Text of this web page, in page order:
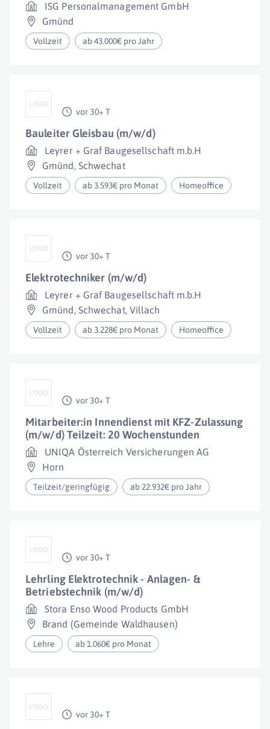
ISG Personalmanagement GmbH
Gmünd
Vollzeit ab 43.000€ pro Jahr
vor 30+ T
Bauleiter Gleisbau (m/w/d)
Leyrer + Graf Baugesellschaft m.b.H
Gmünd, Schwechat
Vollzeit ab 3.593€ pro Monat Homeoffice
vor 30+ T
Elektrotechniker (m/w/d)
Leyrer + Graf Baugesellschaft m.b.H
Gmünd, Schwechat, Villach
Vollzeit ab 3.228€ pro Monat Homeoffice
vor 30+ T
Mitarbeiter:in Innendienst mit KFZ-Zulassung
(m/w/d) Teilzeit: 20 Wochenstunden
UNIQA Österreich Versicherungen AG
Horn
Teilzeit/geringfügig ab 22.932€ pro Jahr
vor 30+ T
Lehrling Elektrotechnik - Anlagen- &
Betriebstechnik (m/w/d)
Stora Enso Wood Products GmbH
Brand (Gemeinde Waldhausen)
Lehre ab 1.060€ pro Monat
vor 30+ T